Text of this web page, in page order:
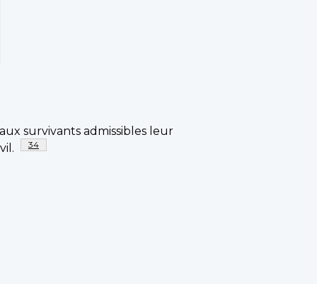
survivants admissibles leur
Note de bas de page
34